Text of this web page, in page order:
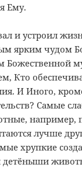
Ему.
и устроил
ярким чудом
Божественной
Кто
И Иного,
Самые
например,
лучше
хрупкие
детёныши